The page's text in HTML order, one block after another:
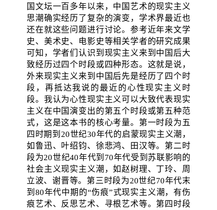
国文坛一百多年以来，中国艺术的现实主义
思潮确实经历了复杂的演变，学术界最近也
还在就这些问题进行讨论。参考近年来文学
史、美术史、电影史等相关学者的研究成果
可知，学者们认识到现实主义来到中国后大
致经历过四个时段或四种形态。这就是说，
外来现实主义来到中国后先是经历了四个时
段，再抵达我说的最近的心性现实主义时
段。我认为心性现实主义可以大致代表现实
主义在中国演变出的第五个时段或第五种范
式，这是这本书的核心考量。第一时段为五
四时期到20世纪30年代的启蒙现实主义潮，
如鲁迅、叶绍钧、徐悲鸿、田汉等。第二时
段为20世纪40年代到70年代受到苏联影响的
社会主义现实主义潮，如赵树理、丁玲、周
立波、谢晋等。第三时段为20世纪70年代末
到80年代中期的“伤痕”式现实主义潮，有伤
痕艺术、反思艺术、寻根艺术等。第四时段